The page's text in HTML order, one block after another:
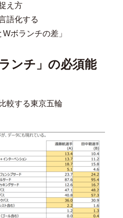
え方
語化する
ボランチの差」
ンチ」の必須能
較する東京五輪